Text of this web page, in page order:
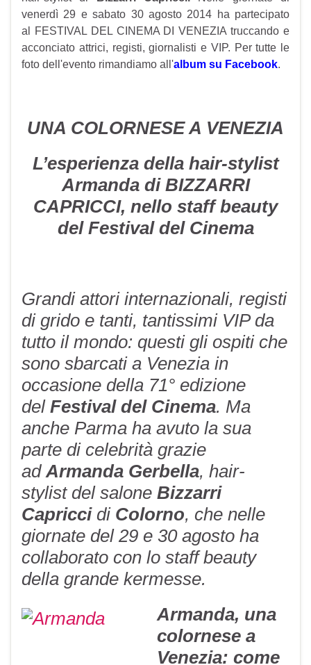
venerdì 29 e sabato 30 agosto 2014 ha partecipato
al FESTIVAL DEL CINEMA DI VENEZIA truccando e
acconciato attrici, registi, giornalisti e VIP. Per tutte le
foto dell'evento rimandiamo all'album su Facebook.
UNA COLORNESE A VENEZIA
L’esperienza della hair-stylist
Armanda di BIZZARRI
CAPRICCI, nello staff beauty
del Festival del Cinema
Grandi attori internazionali, registi
di grido e tanti, tantissimi VIP da
tutto il mondo: questi gli ospiti che
sono sbarcati a Venezia in
occasione della 71° edizione
del Festival del Cinema. Ma
anche Parma ha avuto la sua
parte di celebrità grazie
adArmanda Gerbella, hair-
stylist del salone Bizzarri
Capriccidi Colorno, che nelle
giornate del 29 e 30 agosto ha
collaborato con lo staff beauty
della grande kermesse.
Armanda, una
colornese a
Venezia: come